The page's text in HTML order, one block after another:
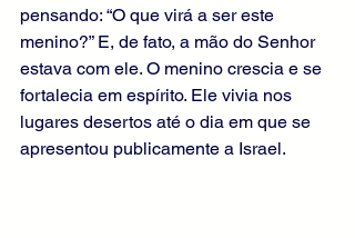
pensando: “O que virá a ser este
menino?” E, de fato, a mão do Senhor
estava com ele. O menino crescia e se
fortalecia em espírito. Ele vivia nos
lugares desertos até o dia em que se
apresentou publicamente a Israel.